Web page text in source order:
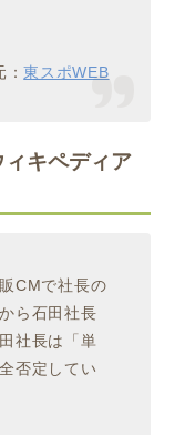
：東スポWEB
キペディア
CMで社長の
ら石田社長
社長は「単
否定してい